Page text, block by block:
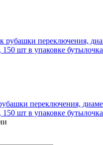
переключения,
шт в упаковке бутылочка